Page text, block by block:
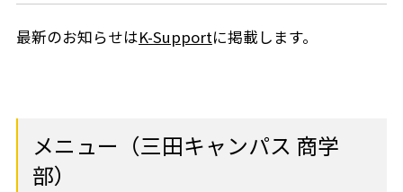
最新のお知らせはK-Supportに掲載します。
メニュー（三田キャンパス 商学
部）